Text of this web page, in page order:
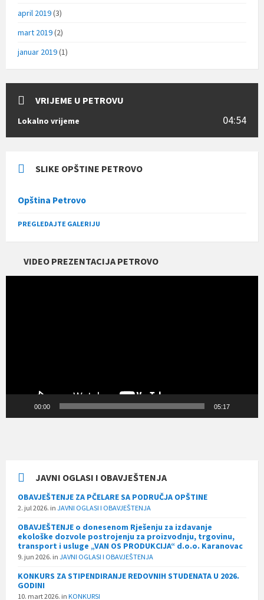
april 2019(3)
mart 2019(2)
januar 2019(1)
VRIJEME U PETROVU
Lokalno vrijeme 04:54
SLIKE OPŠTINE PETROVO
Opština Petrovo
PREGLEDAJTE GALERIJU
VIDEO PREZENTACIJA PETROVO
00:00 05:17
JAVNI OGLASI I OBAVJEŠTENJA
OBAVJEŠTENJE ZA PČELARE SA PODRUČJA OPŠTINE
2. jul 2026. in JAVNI OGLASI I OBAVJEŠTENJA
OBAVJEŠTENJE o donesenom Rješenju za izdavanje
ekološke dozvole postrojenju za proizvodnju, trgovinu,
transport i usluge „VAN OS PRODUKCIJA“ d.o.o. Karanovac
9. jun 2026. in JAVNI OGLASI I OBAVJEŠTENJA
KONKURS ZA STIPENDIRANJE REDOVNIH STUDENATA U 2026.
GODINI
10. mart 2026. in KONKURSI